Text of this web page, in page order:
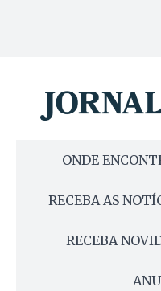
ONDE
RECEBA AS
RECEBA